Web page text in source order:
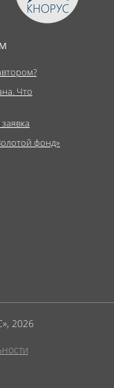
Что
фонд»
2026